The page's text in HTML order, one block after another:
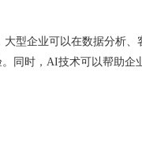
型企业可以在数据分析
同时，AI技术可以帮助企